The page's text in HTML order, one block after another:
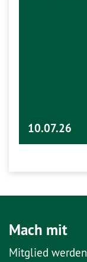
10.07.26
Mach mit
Mitglied werden